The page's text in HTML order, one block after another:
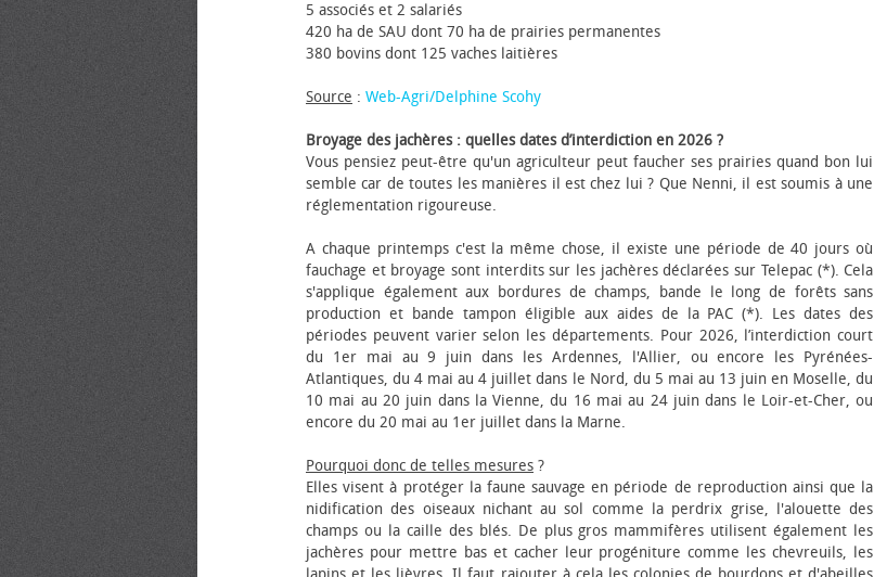
5 associés et 2 salariés
420 ha de SAU dont 70 ha de prairies permanentes
380 bovins dont 125 vaches laitières
Source : Web-Agri/Delphine Scohy
Broyage des jachères : quelles dates d’interdiction en 2026 ?
Vous pensiez peut-être qu'un agriculteur peut faucher ses prairies quand bon lui
semble car de toutes les manières il est chez lui ? Que Nenni, il est soumis à une
réglementation rigoureuse.
A chaque printemps c'est la même chose, il existe une période de 40 jours où
fauchage et broyage sont interdits sur les jachères déclarées sur Telepac (*). Cela
s'applique également aux bordures de champs, bande le long de forêts sans
production et bande tampon éligible aux aides de la PAC (*). Les dates des
périodes peuvent varier selon les départements. Pour 2026, l’interdiction court
du 1er mai au 9 juin dans les Ardennes, l'Allier, ou encore les Pyrénées-
Atlantiques, du 4 mai au 4 juillet dans le Nord, du 5 mai au 13 juin en Moselle, du
10 mai au 20 juin dans la Vienne, du 16 mai au 24 juin dans le Loir-et-Cher, ou
encore du 20 mai au 1er juillet dans la Marne.
Pourquoi donc de telles mesures ?
Elles visent à protéger la faune sauvage en période de reproduction ainsi que la
nidification des oiseaux nichant au sol comme la perdrix grise, l'alouette des
champs ou la caille des blés. De plus gros mammifères utilisent également les
jachères pour mettre bas et cacher leur progéniture comme les chevreuils, les